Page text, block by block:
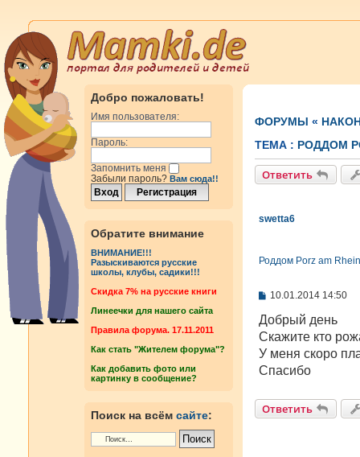
Добро пожаловать!
Имя пользователя:
Пароль:
Запомнить меня
Забыли пароль? Вам сюда!!
Обратите внимание
ВНИМАНИЕ!!!
Разыскиваются русские
школы, клубы, садики!!!
Cкидка 7% на русские книги
Линеечки для нашего сайта
Правила форума. 17.11.2011
Как стать "Жителем форума"?
Как добавить фото или
картинку в сообщение?
Поиск на всём сайте:
ФОРУМЫ «
ТЕМА : РОДДОМ
Ответить
swetta6
Роддом Porz am
С
о
б
щ
е
и
10.01.2014 14:50
Добрый день
Скажите кто
У меня скоро
Спасибо
Ответить